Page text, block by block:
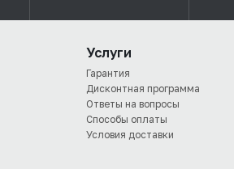
Услуги
Гарантия
Дисконтная программа
Ответы на вопросы
Способы оплаты
Условия доставки